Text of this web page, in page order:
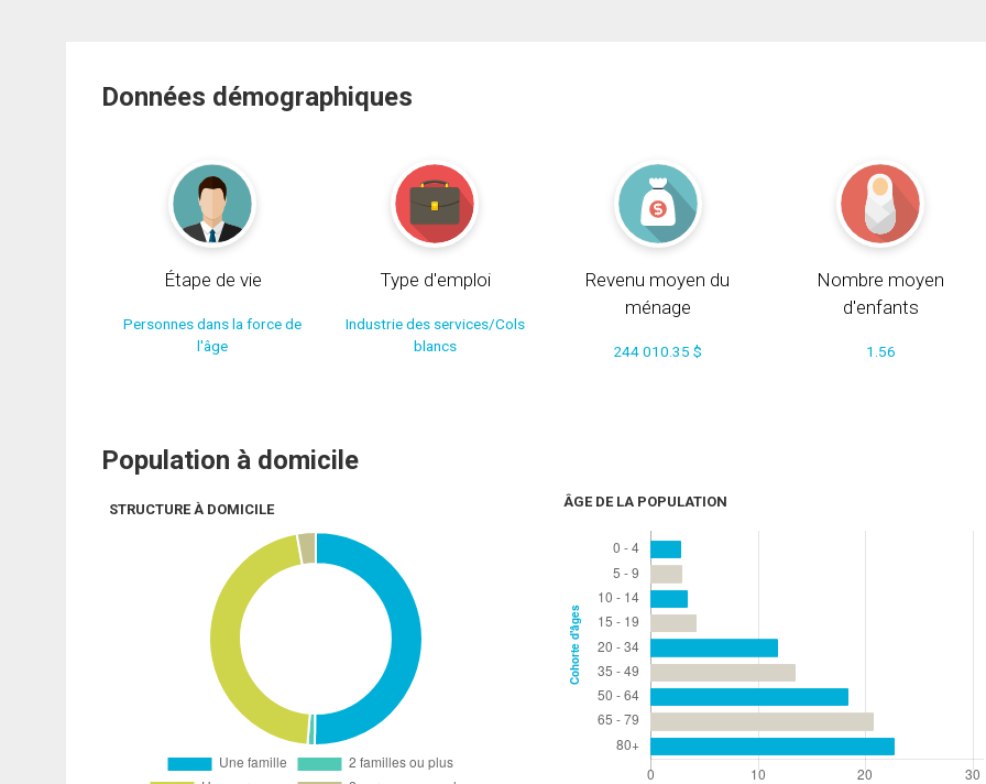
Données démographiques
Étape de vie
Personnes dans la force de
l'âge
Type d'emploi
Industrie des services/Cols
blancs
Revenu moyen du
ménage
244 010.35 $
Nombre moyen
d'enfants
1.56
Population à domicile
STRUCTURE À DOMICILE ÂGE DE LA POPULATION